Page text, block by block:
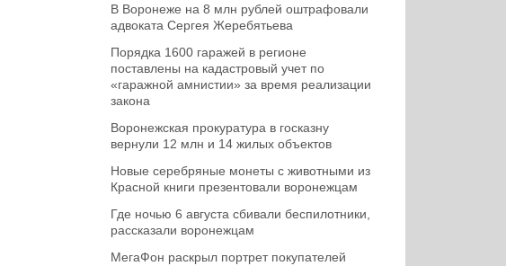
В Воронеже на 8 млн рублей оштрафовали
адвоката Сергея Жеребятьева
Порядка 1600 гаражей в регионе
поставлены на кадастровый учет по
«гаражной амнистии» за время реализации
закона
Воронежская прокуратура в госказну
вернули 12 млн и 14 жилых объектов
Новые серебряные монеты с животными из
Красной книги презентовали воронежцам
Где ночью 6 августа сбивали беспилотники,
рассказали воронежцам
МегаФон раскрыл портрет покупателей